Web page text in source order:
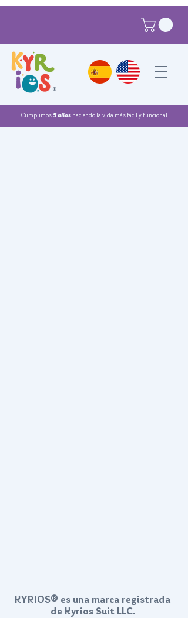
Cumplimos5 añoshaciendo la vida más fácil y funcional
®
KYRIOS® es una marca registrada
de Kyrios Suit LLC.